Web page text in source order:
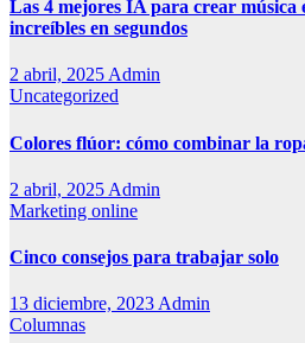
Las 4 mejores IA para crear música
increíbles en segundos
2 abril, 2025Admin
Uncategorized
Colores flúor: cómo combinar la
2 abril, 2025 Admin
Marketing online
Cinco consejos para trabajar solo
13 diciembre, 2023Admin
Columnas